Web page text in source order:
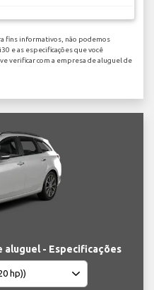
fins informativos, não podemos
e as especificações que você
verificar com a empresa de aluguel de
aluguel - Especificações